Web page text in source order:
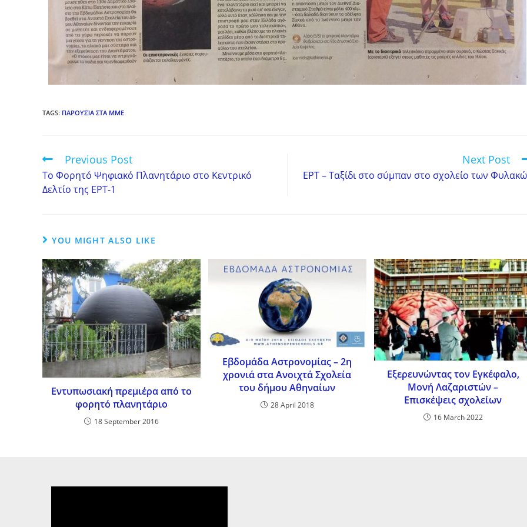
TAGS: ΠΑΡΟΥΣΊΑ ΣΤΑ ΜΜΕ
Previous Post
Το Φορητό Ψηφιακό Πλανητάριο στο Κεντρικό
Δελτίο της ΕΡΤ-1
Next Post
ΕΡΤ – Ταξίδι στο σύμπαν στο σχολείο των
YOU MIGHT ALSO LIKE
Εντυπωσιακή πρεμιέρα από το
φορητό πλανητάριο
18 September 2016
Εβδομάδα Αστρονομίας – 2η
χρονιά στα Ανοιχτά Σχολεία
του δήμου Αθηναίων
28 April 2018
Εξερευνώντας τον Εγκέφαλο,
Μονή Λαζαριστών –
Επισκέψεις σχολείων
16 March 2022